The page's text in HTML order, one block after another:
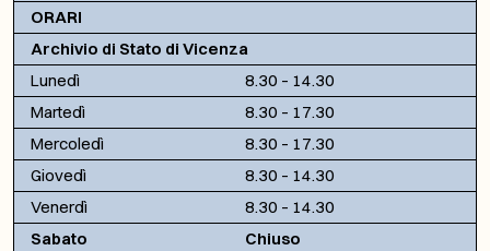
ORARI
Archivio di Stato di Vicenza
Lunedì
8.30 – 14.30
Martedì
8.30 – 17.30
Mercoledì
8.30 – 17.30
Giovedì
8.30 – 14.30
Venerdì
8.30 – 14.30
Sabato
Chiuso